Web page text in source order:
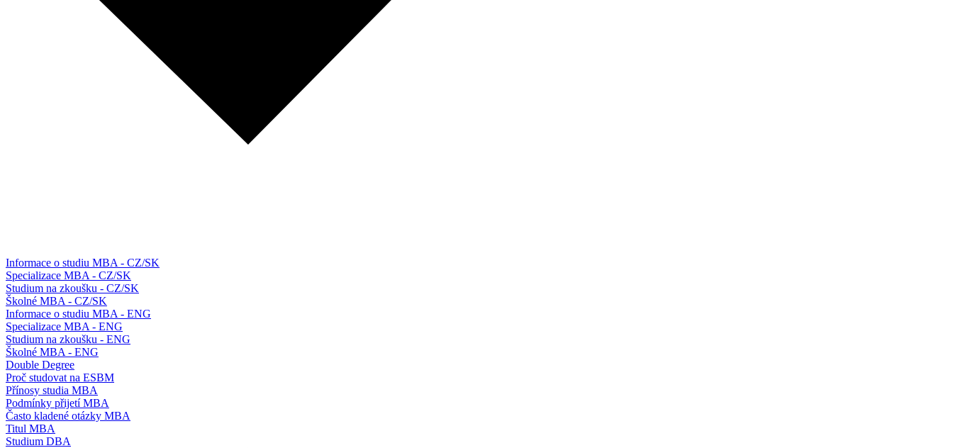
Informace o studiu MBA - CZ/SK
Specializace MBA - CZ/SK
Studium na zkoušku - CZ/SK
Školné MBA - CZ/SK
Informace o studiu MBA - ENG
Specializace MBA - ENG
Studium na zkoušku - ENG
Školné MBA - ENG
Double Degree
Proč studovat na ESBM
Přínosy studia MBA
Podmínky přijetí MBA
Často kladené otázky MBA
Titul MBA
Studium DBA